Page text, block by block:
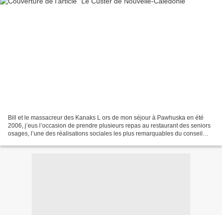
Bill et le massacreur des Kanaks L ors de mon séjour à Pawhuska en été
2006, j’eus l’occasion de prendre plusieurs repas au restaurant des seniors
osages, l’une des réalisations sociales les plus remarquables du conseil